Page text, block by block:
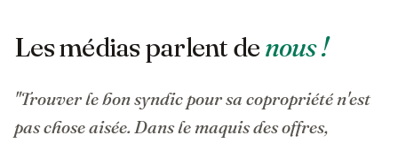
Les médias parlent denous !
"Trouver le bon syndic pour sa copropriété n'est
pas chose aisée. Dans le maquis des offres,